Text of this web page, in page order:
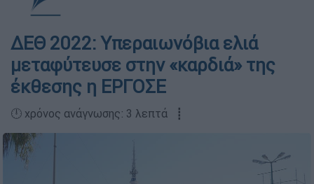
ΔΕΘ 2022: Υπεραιωνόβια ελιά
μεταφύτευσε στην «καρδιά» της
έκθεσης η ΕΡΓΟΣΕ
🕛 χρόνος ανάγνωσης: 3 λεπτά ┋